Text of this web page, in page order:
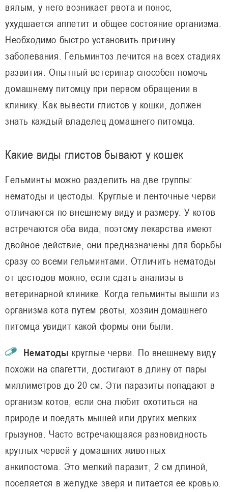
вялым, у него возникает рвота и понос,
ухудшается аппетит и общее состояние организма.
Необходимо быстро установить причину
заболевания. Гельминтоз лечится на всех стадиях
развития. Опытный ветеринар способен помочь
домашнему питомцу при первом обращении в
клинику. Как вывести глистов у кошки, должен
знать каждый владелец домашнего питомца.
Какие виды глистов бывают у кошек
Гельминты можно разделить на две группы:
нематоды и цестоды. Круглые и ленточные черви
отличаются по внешнему виду и размеру. У котов
встречаются оба вида, поэтому лекарства имеют
двойное действие, они предназначены для борьбы
сразу со всеми гельминтами. Отличить нематоды
от цестодов можно, если сдать анализы в
ветеринарной клинике. Когда гельминты вышли из
организма кота путем рвоты, хозяин домашнего
питомца увидит какой формы они были.
Нематоды круглые черви. По внешнему виду
похожи на спагетти, достигают в длину от пары
миллиметров до 20 см. Эти паразиты попадают в
организм котов, если она любит охотиться на
природе и поедать мышей или других мелких
грызунов. Часто встречающаяся разновидность
круглых червей у домашних животных
анкилостома. Это мелкий паразит, 2 см длиной,
поселяется в желудке зверя и питается ее кровью.